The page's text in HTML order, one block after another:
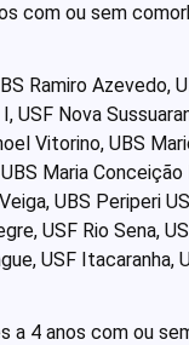
com ou sem
Ramiro Azevedo,
USF Nova
Vitorino, UBS
Maria
UBS Periperi
USF Rio Sena,
USF
a 4 anos com ou